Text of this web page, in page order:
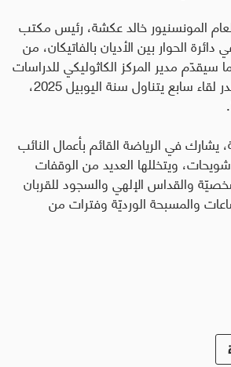
المونسنيور خالد عكشة، رئيس مكتب
الحوار بين الأديان بالفاتيكان، من
سيقدّم مدير المركز الكاثوليكي للدراسات
والإعلام الأب رفعت بدر لقاء سابع يتناول سنة اليوبيل 2025،
يشارك في الرياضة القائم بأعمال النائب
ويتخللها العديد من الوقفات
والقداس الإلهي والسجود للقربان
والمسبحة الورديّة وفترات من